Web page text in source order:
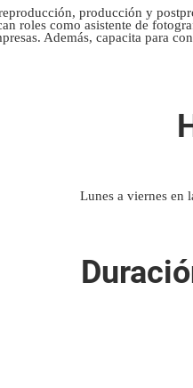
producción y
roles como asistente de
Además, capacita para
Lunes a viernes en